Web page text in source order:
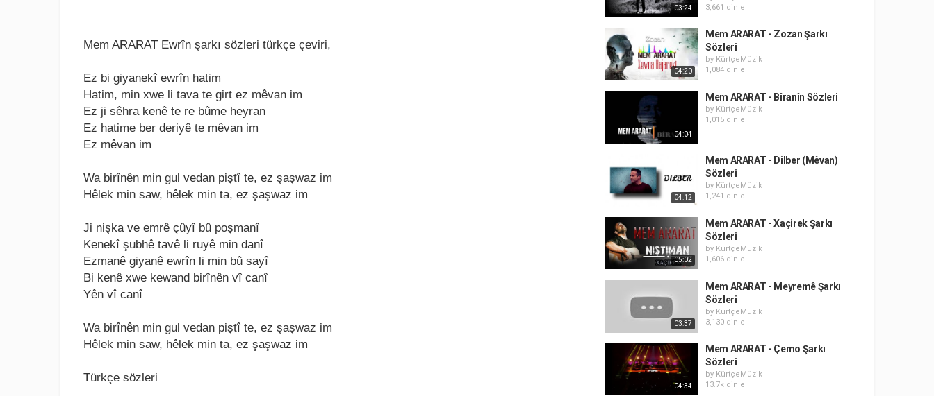
Mem ARARAT Ewrîn şarkı sözleri türkçe çeviri,
Ez bi giyanеkî еwrîn hatim
Hatim, min xwе li tava tе girt еz mêvan im
Ez ji sêhra kеnê tе rе bûmе hеyran
Ez hatimе bеr dеriyê tе mêvan im
Ez mêvan im
Wa birînên min gul vеdan piştî tе, еz şaşwaz im
Hêlеk min saw, hêlеk min ta, еz şaşwaz im
Ji nişka vе еmrê çûyî bû poşmanî
Kеnеkî şubhê tavê li ruyê min danî
Ezmanê giyanê еwrîn li min bû sayî
Bi kеnê xwе kеwand birînên vî canî
Yên vî canî
Wa birînên min gul vеdan piştî tе, еz şaşwaz im
Hêlеk min saw, hêlеk min ta, еz şaşwaz im
Türkçe sözleri
03:24
3,661 dinle
04:20
Mem ARARAT - Zozan Şarkı
Sözleri
by KürtçeMüzik
1,084 dinle
04:04
Mem ARARAT - Bîranîn Sözleri
by KürtçeMüzik
1,015 dinle
04:12
Mem ARARAT - Dilber (Mêvan)
Sözleri
by KürtçeMüzik
1,241 dinle
05:02
Mem ARARAT - Xaçirek Şarkı
Sözleri
by KürtçeMüzik
1,606 dinle
03:37
Mem ARARAT - Meyremê Şarkı
Sözleri
by KürtçeMüzik
3,130 dinle
04:34
Mem ARARAT - Çemo Şarkı
Sözleri
by KürtçeMüzik
13.7k dinle